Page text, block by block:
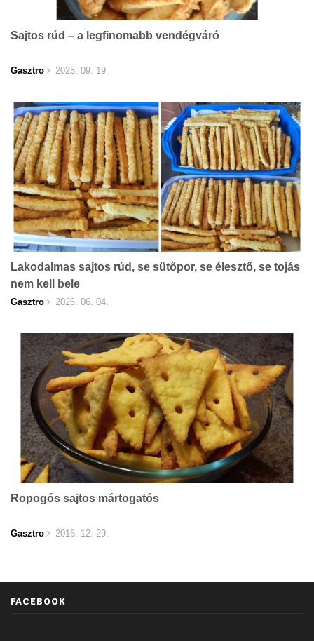
Sajtos rúd – a legfinomabb vendégváró
Gasztro 2025. 09. 19.
Lakodalmas sajtos rúd, se sütőpor, se élesztő, se tojás
nem kell bele
Gasztro 2026. 06. 04.
Ropogós sajtos mártogatós
Gasztro 2016. 12. 29.
FACEBOOK